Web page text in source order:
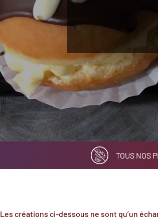
TOUS NOS
Les créations ci-dessous ne sont qu’un